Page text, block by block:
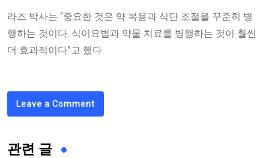
라즈 박사는 “중요한 것은 약 복용과 식단 조절을 꾸준히 병
행하는 것이다. 식이요법과 약물 치료를 병행하는 것이 훨씬
더 효과적이다”고 했다.
Leave a Comment
관련 글